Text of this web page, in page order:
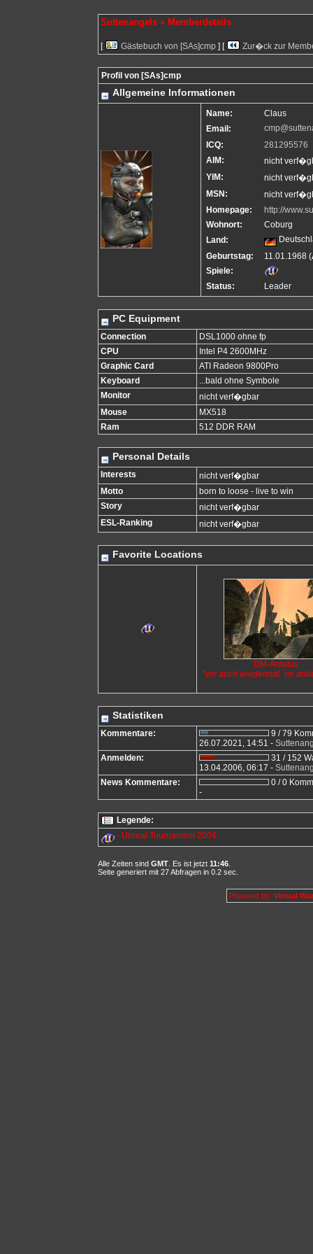
Suttenangels » Memberdetails
[ Gästebuch von [SAs]cmp ] [ Zur�ck zur
Profil von [SAs]cmp
Allgemeine Informationen
Name:
Claus
Email:
ICQ:
281295576
AIM:
nicht
YIM:
nicht
MSN:
nicht
Homepage:
http://
Wohnort:
Coburg
Land:
Geburtstag:
11.01.1968 (
Spiele:
Status:
Leader
PC Equipment
Connection
DSL1000 ohne fp
CPU
Intel P4 2600MHz
Graphic Card
ATI Radeon 9800Pro
Keyboard
...bald ohne Symbole
Monitor
nicht verf�gbar
Mouse
MX518
Ram
512 DDR RAM
Personal Details
Interests
nicht verf�gbar
Motto
born to loose - live to win
Story
nicht verf�gbar
ESL-Ranking
nicht verf�gbar
Favorite Locations
DM-Antalus:
"wir auch wiedermal ´ne
Statistiken
Kommentare:
9 / 79
26.07.2021, 14:51 -
Anmelden:
31 / 152
13.04.2006, 06:17 -
News Kommentare:
0 / 0
-
Legende:
- Unreal Tournament 2004
Alle Zeiten sind GMT . Es ist jetzt 11:46
Seite generiert mit 27 Abfragen in 0.2 sec.
Powered by: Virtual